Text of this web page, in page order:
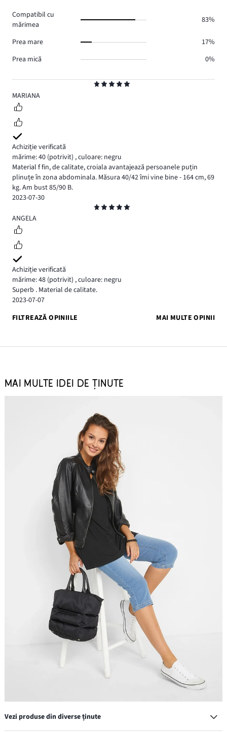
5
MARIANA
Achiziție verificată
mărime: 40 (potrivit) ,culoare: negru
Material f fin, de calitate, croiala avantajează persoanele puțin
plinuțe în zona abdominala. Măsura 40/42 îmi vine bine - 164 cm, 69
kg. Am bust 85/90 B.
2023-07-30
5
ANGELA
Achiziție verificată
mărime: 48 (potrivit) ,culoare: negru
Superb . Material de calitate.
2023-07-07
FILTREAZĂ OPINIILE
MAI MULTE OPINII
Compatibil cu
mărimea
83%
Prea mare
17%
Prea mică
0%
MAI MULTE IDEI DE ȚINUTE
Vezi produse din diverse ținute